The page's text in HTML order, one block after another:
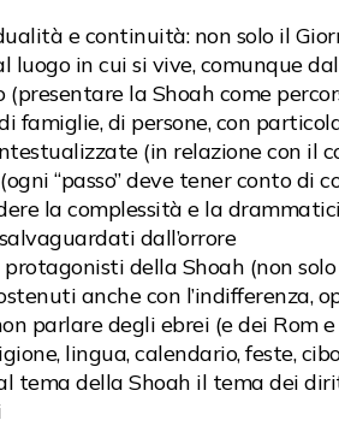
e continuità: non solo il
luogo in cui si vive, comunque
la Shoah come
famiglie, di persone, con
(in relazione con il
“passo” deve tener conto di
la complessità e la
dall’orrore
della Shoah (non
anche con l’indifferenza,
parlare degli ebrei (e dei Rom
lingua, calendario, feste,
tema della Shoah il tema dei